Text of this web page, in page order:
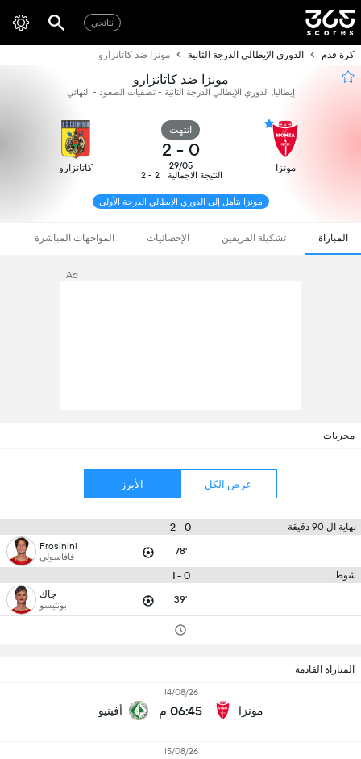
نتائجي
كرة قدم الدوري الإيطالي الدرجة الثانية مونزا ضد كاتانزارو
مونزا ضد كاتانزارو
إيطاليا, الدوري الإيطالي الدرجة الثانية - تصفيات الصعود - النهائي
مونزا
انتهت
0
-
2
29/05
النتيجة الاجمالية
2 - 2
كاتانزارو
مونزا يتأهل إلى الدوري الإيطالي الدرجة الأولى
المباراة تشكيلة الفريقين الإحصائيات المواجهات المباشرة
Ad
مجريات
عرض الكل الأبرز
نهاية ال 90 دقيقة 0 - 2
78'
Frosinini
فافاسولي
شوط 0 - 1
39' جاك
بونتيسو
المباراة القادمة
مونزا
14/08/26
06:45 م أفينيو
15/08/26